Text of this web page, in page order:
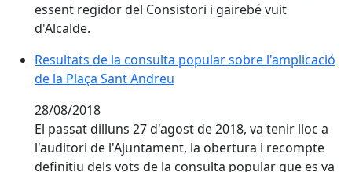
essent regidor del Consistori i gairebé vuit
d'Alcalde.
Resultats de la consulta popular sobre l'amplicació
Resultats de la consulta popular sobre l'amplicació
de la Plaça Sant Andreu
28/08/2018
El passat dilluns 27 d'agost de 2018, va tenir lloc a
l'auditori de l'Ajuntament, la obertura i recompte
definitiu dels vots de la consulta popular que es va